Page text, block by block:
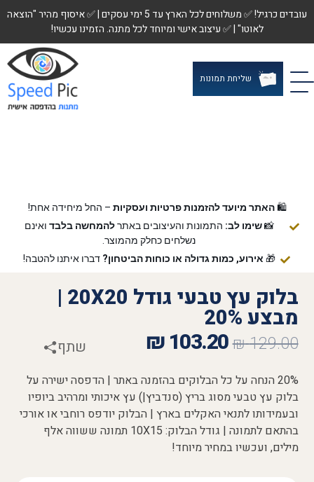
עובדים כרגיל! ✅ משלוחים לכל הארץ עד 5 ימי עסקים | ✅ איסוף מהיר "הוצאה
לאוטו" | ✅ עיצוב אישי ומיוחד לכל מתנה. הזמינו עכשיו!
שליחת תמונות
🛍️האתר מיועד להזמנות פרטיות ועסקיות – החל מיחידה אחת!
📸שימו לב: התמונות והעיצובים באתרלהמחשה בלבד ואינם
נשלחים כחלק מהמוצר.
🎁 אירוע, כמות גדולה או כוחות הביטחון? דברו איתנו להטבה!
בלוק עץ טבעי גודל 20X20 |
מבצע 20%
129.00
₪
103.20
₪ שתף
20% הנחה על כל הבלוקים בהזמנה באתר | הדפסה ישירה על
בלוק עץ טבעי מסוג בריץ (סנדביץ|) עץ איכותי ומרהיב ביופיו
ובעמידותו לתנאי האקלים בארץ | הבלוק יודפס רוחבי או אורכי
בהתאם לתמונה | גודל הבלוק: 10X15 תמונה ששווה אלף
מילים, ועכשיו במחיר מיוחד!